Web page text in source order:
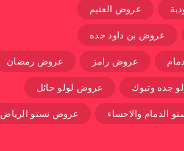
عروض العثيم
عروض بن داود جده
عروض رامز عروض رمضان
جده وتبوك عروض لولو حائل
الدمام والاحساء عروض نستو الرياض